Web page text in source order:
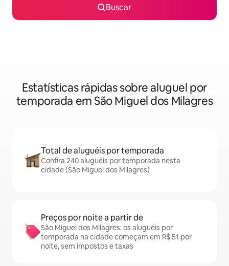
Buscar
Estatísticas rápidas sobre aluguel por
temporada em São Miguel dos Milagres
Total de aluguéis por temporada
Confira 240 aluguéis por temporada nesta
cidade (São Miguel dos Milagres)
Preços por noite a partir de
São Miguel dos Milagres: os aluguéis por
temporada na cidade começam em R$ 51 por
noite, sem impostos e taxas